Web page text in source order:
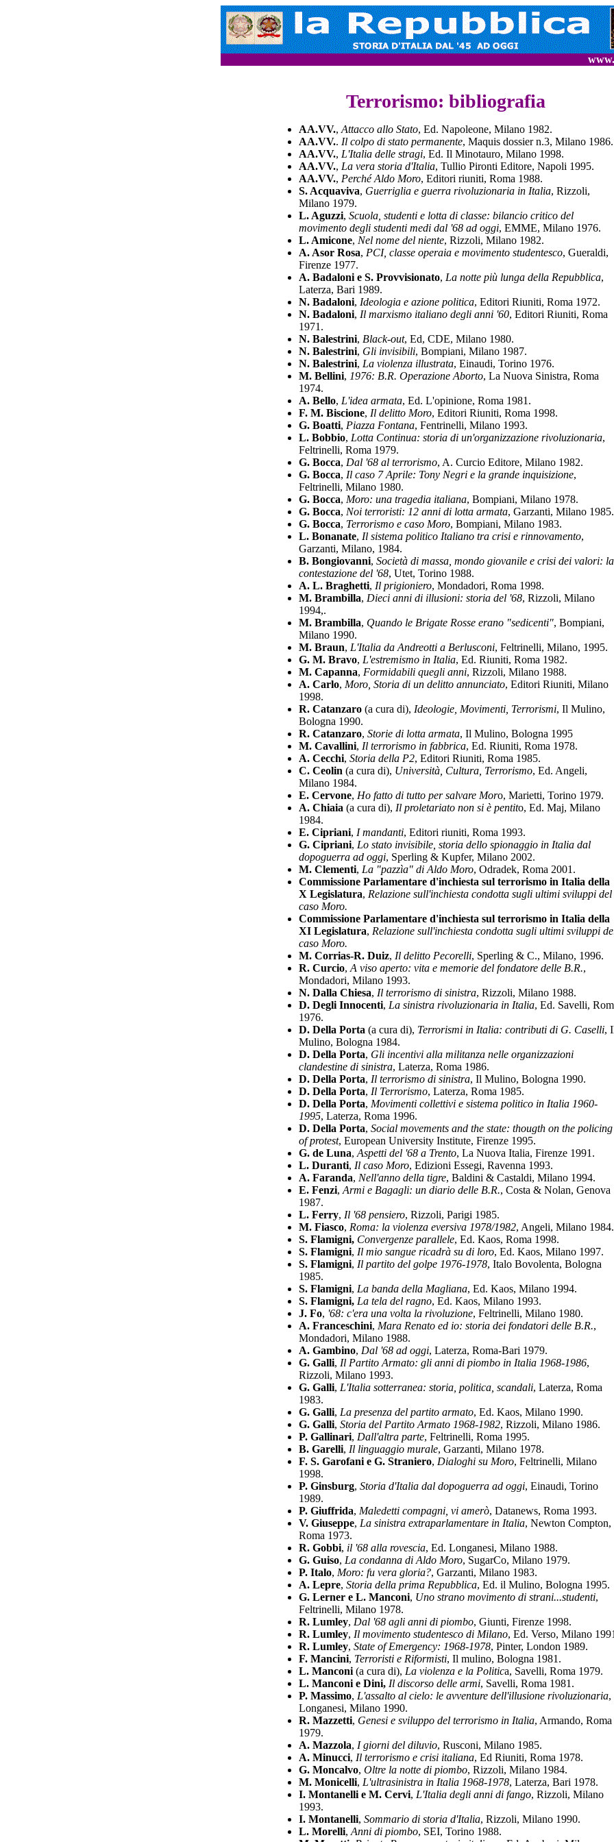
Terrorismo: bibliografia
AA.VV., Attacco allo Stato, Ed. Napoleone, Milano 1982.
AA.VV.. Il colpo di stato permanente, Maquis dossier n.3, Milano 1986.
AA.VV., L'Italia delle stragi, Ed. Il Minotauro, Milano 1998.
AA.VV., La vera storia d'Italia, Tullio Pironti Editore, Napoli 1995.
AA.VV., Perché Aldo Moro, Editori riuniti, Roma 1988.
S. Acquaviva, Guerriglia e guerra rivoluzionaria in Italia, Rizzoli,
Milano 1979.
L. Aguzzi, Scuola, studenti e lotta di classe: bilancio critico del
movimento degli studenti medi dal '68 ad oggi, EMME, Milano 1976.
L. Amicone, Nel nome del niente, Rizzoli, Milano 1982.
A. Asor Rosa, PCI, classe operaia e movimento studentesco, Gueraldi,
Firenze 1977.
A. Badaloni e S. Provvisionato, La notte più lunga della Repubblica,
Laterza, Bari 1989.
N. Badaloni, Ideologia e azione politica, Editori Riuniti, Roma 1972.
N. Badaloni, Il marxismo italiano degli anni '60, Editori Riuniti, Roma
1971.
N. Balestrini, Black-out, Ed, CDE, Milano 1980.
N. Balestrini, Gli invisibili, Bompiani, Milano 1987.
N. Balestrini, La violenza illustrata, Einaudi, Torino 1976.
M. Bellini, 1976: B.R. Operazione Aborto, La Nuova Sinistra, Roma
1974.
A. Bello, L'idea armata, Ed. L'opinione, Roma 1981.
F. M. Biscione, Il delitto Moro, Editori Riuniti, Roma 1998.
G. Boatti, Piazza Fontana, Fentrinelli, Milano 1993.
L. Bobbio, Lotta Continua: storia di un'organizzazione rivoluzionaria,
Feltrinelli, Roma 1979.
G. Bocca, Dal '68 al terrorismo, A. Curcio Editore, Milano 1982.
G. Bocca, Il caso 7 Aprile: Tony Negri e la grande inquisizione,
Feltrinelli, Milano 1980.
G. Bocca, Moro: una tragedia italiana, Bompiani, Milano 1978.
G. Bocca, Noi terroristi: 12 anni di lotta armata, Garzanti, Milano 1985.
G. Bocca, Terrorismo e caso Moro, Bompiani, Milano 1983.
L. Bonanate, Il sistema politico Italiano tra crisi e rinnovamento,
Garzanti, Milano, 1984.
B. Bongiovanni, Società di massa, mondo giovanile e crisi dei valori: la
contestazione del '68, Utet, Torino 1988.
A. L. Braghetti, Il prigioniero, Mondadori, Roma 1998.
M. Brambilla, Dieci anni di illusioni: storia del '68, Rizzoli, Milano
1994,.
M. Brambilla, Quando le Brigate Rosse erano "sedicenti", Bompiani,
Milano 1990.
M. Braun, L'Italia da Andreotti a Berlusconi, Feltrinelli, Milano, 1995.
G. M. Bravo, L'estremismo in Italia, Ed. Riuniti, Roma 1982.
M. Capanna, Formidabili quegli anni, Rizzoli, Milano 1988.
A. Carlo, Moro, Storia di un delitto annunciato, Editori Riuniti, Milano
1998.
R. Catanzaro (a cura di), Ideologie, Movimenti, Terrorismi, Il Mulino,
Bologna 1990.
R. Catanzaro, Storie di lotta armata, Il Mulino, Bologna 1995
M. Cavallini, Il terrorismo in fabbrica, Ed. Riuniti, Roma 1978.
A. Cecchi, Storia della P2, Editori Riuniti, Roma 1985.
C. Ceolin (a cura di), Università, Cultura, Terrorismo, Ed. Angeli,
Milano 1984.
E. Cervone, Ho fatto di tutto per salvare Moro, Marietti, Torino 1979.
A. Chiaia (a cura di), Il proletariato non si è pentito, Ed. Maj, Milano
1984.
E. Cipriani, I mandanti, Editori riuniti, Roma 1993.
G. Cipriani, Lo stato invisibile, storia dello spionaggio in Italia dal
dopoguerra ad oggi, Sperling & Kupfer, Milano 2002.
M. Clementi, La "pazzìa" di Aldo Moro, Odradek, Roma 2001.
Commissione Parlamentare d'inchiesta sul terrorismo in Italia della
X Legislatura, Relazione sull'inchiesta condotta sugli ultimi sviluppi del
caso Moro.
Commissione Parlamentare d'inchiesta sul terrorismo in Italia della
XI Legislatura, Relazione sull'inchiesta condotta sugli ultimi sviluppi
caso Moro.
M. Corrias-R. Duiz, Il delitto Pecorelli, Sperling & C., Milano, 1996.
R. Curcio, A viso aperto: vita e memorie del fondatore delle B.R.,
Mondadori, Milano 1993.
N. Dalla Chiesa, Il terrorismo di sinistra, Rizzoli, Milano 1988.
D. Degli Innocenti, La sinistra rivoluzionaria in Italia, Ed. Savelli,
1976.
D. Della Porta (a cura di), Terrorismi in Italia: contributi di G. Caselli,
Mulino, Bologna 1984.
D. Della Porta, Gli incentivi alla militanza nelle organizzazioni
clandestine di sinistra, Laterza, Roma 1986.
D. Della Porta, Il terrorismo di sinistra, Il Mulino, Bologna 1990.
D. Della Porta, Il Terrorismo, Laterza, Roma 1985.
D. Della Porta, Movimenti collettivi e sistema politico in Italia 1960-
1995, Laterza, Roma 1996.
D. Della Porta, Social movements and the state: thougth on the policing
of protest, European University Institute, Firenze 1995.
G. de Luna, Aspetti del '68 a Trento, La Nuova Italia, Firenze 1991.
L. Duranti, Il caso Moro, Edizioni Essegi, Ravenna 1993.
A. Faranda, Nell'anno della tigre, Baldini & Castaldi, Milano 1994.
E. Fenzi, Armi e Bagagli: un diario delle B.R., Costa & Nolan, Genova
1987.
L. Ferry, Il '68 pensiero, Rizzoli, Parigi 1985.
M. Fiasco, Roma: la violenza eversiva 1978/1982, Angeli, Milano 1984.
S. Flamigni, Convergenze parallele, Ed. Kaos, Roma 1998.
S. Flamigni, Il mio sangue ricadrà su di loro, Ed. Kaos, Milano 1997.
S. Flamigni, Il partito del golpe 1976-1978, Italo Bovolenta, Bologna
1985.
S. Flamigni, La banda della Magliana, Ed. Kaos, Milano 1994.
S. Flamigni, La tela del ragno, Ed. Kaos, Milano 1993.
J. Fo, '68: c'era una volta la rivoluzione, Feltrinelli, Milano 1980.
A. Franceschini, Mara Renato ed io: storia dei fondatori delle B.R.,
Mondadori, Milano 1988.
A. Gambino, Dal '68 ad oggi, Laterza, Roma-Bari 1979.
G. Galli, Il Partito Armato: gli anni di piombo in Italia 1968-1986,
Rizzoli, Milano 1993.
G. Galli, L'Italia sotterranea: storia, politica, scandali, Laterza, Roma
1983.
G. Galli, La presenza del partito armato, Ed. Kaos, Milano 1990.
G. Galli, Storia del Partito Armato 1968-1982, Rizzoli, Milano 1986.
P. Gallinari, Dall'altra parte, Feltrinelli, Roma 1995.
B. Garelli, Il linguaggio murale, Garzanti, Milano 1978.
F. S. Garofani e G. Straniero, Dialoghi su Moro, Feltrinelli, Milano
1998.
P. Ginsburg, Storia d'Italia dal dopoguerra ad oggi, Einaudi, Torino
1989.
P. Giuffrida, Maledetti compagni, vi amerò, Datanews, Roma 1993.
V. Giuseppe, La sinistra extraparlamentare in Italia, Newton Compton,
Roma 1973.
R. Gobbi, il '68 alla rovescia, Ed. Longanesi, Milano 1988.
G. Guiso, La condanna di Aldo Moro, SugarCo, Milano 1979.
P. Italo, Moro: fu vera gloria?, Garzanti, Milano 1983.
A. Lepre, Storia della prima Repubblica, Ed. il Mulino, Bologna 1995.
G. Lerner e L. Manconi, Uno strano movimento di strani...studenti,
Feltrinelli, Milano 1978.
R. Lumley, Dal '68 agli anni di piombo, Giunti, Firenze 1998.
R. Lumley, Il movimento studentesco di Milano, Ed. Verso, Milano
R. Lumley, State of Emergency: 1968-1978, Pinter, London 1989.
F. Mancini, Terroristi e Riformisti, Il mulino, Bologna 1981.
L. Manconi (a cura di), La violenza e la Politica, Savelli, Roma 1979.
L. Manconi e Dini, Il discorso delle armi, Savelli, Roma 1981.
P. Massimo, L'assalto al cielo: le avventure dell'illusione rivoluzionaria,
Longanesi, Milano 1990.
R. Mazzetti, Genesi e sviluppo del terrorismo in Italia, Armando, Roma
1979.
A. Mazzola, I giorni del diluvio, Rusconi, Milano 1985.
A. Minucci, Il terrorismo e crisi italiana, Ed Riuniti, Roma 1978.
G. Moncalvo, Oltre la notte di piombo, Rizzoli, Milano 1984.
M. Monicelli, L'ultrasinistra in Italia 1968-1978, Laterza, Bari 1978.
I. Montanelli e M. Cervi, L'Italia degli anni di fango, Rizzoli, Milano
1993.
I. Montanelli, Sommario di storia d'Italia, Rizzoli, Milano 1990.
L. Morelli, Anni di piombo, SEI, Torino 1988.